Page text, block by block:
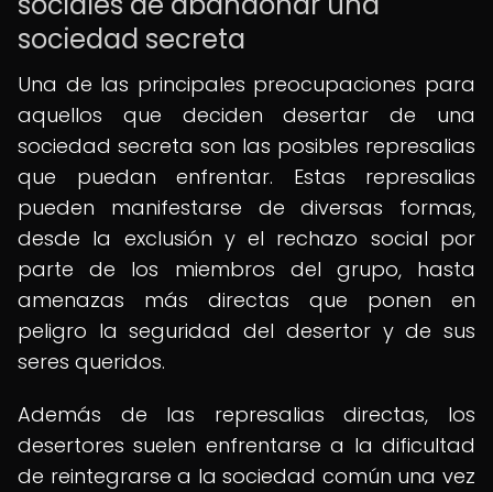
sociedad secreta
Una de las principales preocupaciones para
aquellos que deciden desertar de una
sociedad secreta son las posibles represalias
que puedan enfrentar. Estas represalias
pueden manifestarse de diversas formas,
desde la exclusión y el rechazo social por
parte de los miembros del grupo, hasta
amenazas más directas que ponen en
peligro la seguridad del desertor y de sus
seres queridos.
Además de las represalias directas, los
desertores suelen enfrentarse a la dificultad
de reintegrarse a la sociedad común una vez